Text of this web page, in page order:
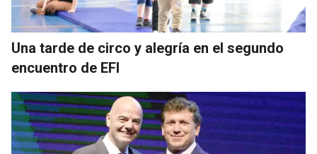
Una tarde de circo y alegría en el segundo
encuentro de EFI